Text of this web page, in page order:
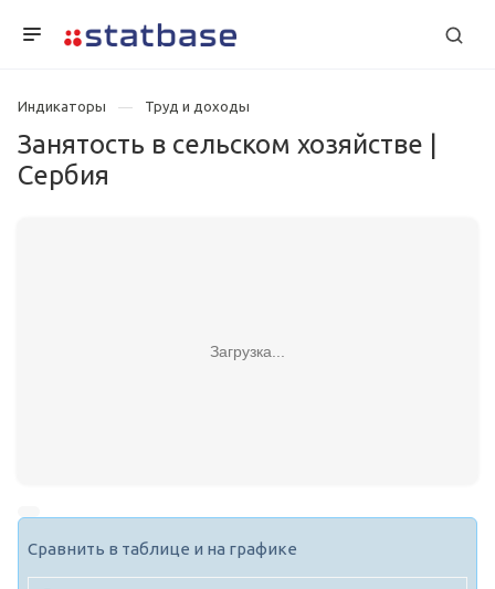
Индикаторы Труд и доходы
Занятость в сельском хозяйстве |
Сербия
Загрузка...
Сравнить в таблице и на графике